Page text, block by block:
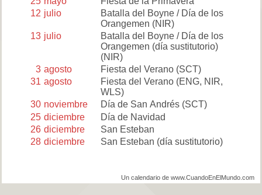
12 julio
Batalla del Boyne / Día de los
Orangemen (NIR)
13 julio
Batalla del Boyne / Día de los
Orangemen (día sustitutorio)
(NIR)
3 agosto Fiesta del Verano(SCT)
31 agosto Fiesta del Verano(ENG, NIR,
WLS)
30 noviembre Día de San Andrés(SCT)
25 diciembre
Día de Navidad
26 diciembre
San Esteban
28 diciembre San Esteban (día sustitutorio)
Un calendario de www.CuandoEnElMundo.com